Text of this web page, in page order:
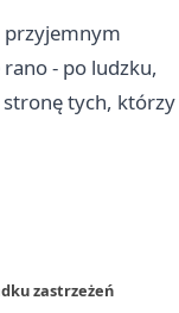
przyjemnym
rano - po ludzku,
stronę tych, którzy
zastrzeżeń